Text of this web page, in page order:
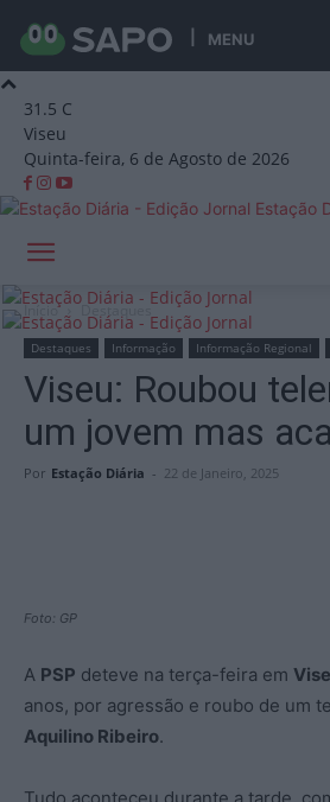
MENU
31.5 C
Viseu
Quinta-feira, 6 de Agosto de 2026
Estação
Início Destaques
Destaques Informação Informação Regional
Viseu: Roubou
um jovem mas
Por Estação Diária - 22 de Janeiro, 2025
Foto: GP
A PSP deteve na terça-feira em
anos, por agressão e roubo de um
Aquilino Ribeiro.